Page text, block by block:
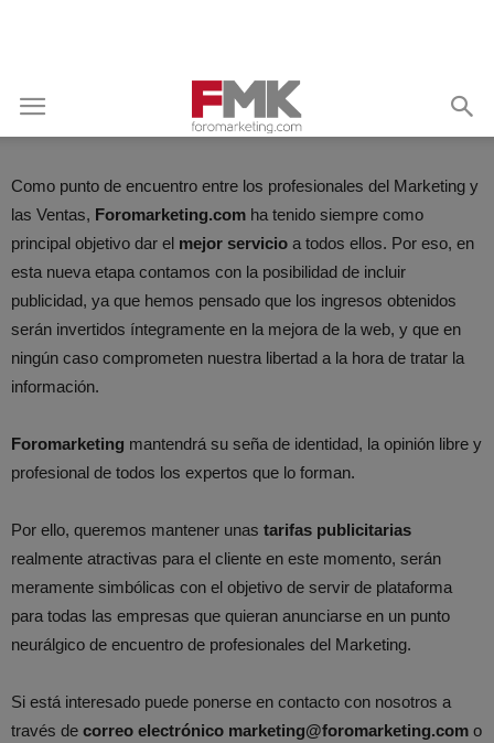
Como punto de encuentro entre los profesionales del Marketing y
las Ventas, Foromarketing.com ha tenido siempre como
principal objetivo dar el mejor servicio a todos ellos. Por eso, en
esta nueva etapa contamos con la posibilidad de incluir
publicidad, ya que hemos pensado que los ingresos obtenidos
serán invertidos íntegramente en la mejora de la web, y que en
ningún caso comprometen nuestra libertad a la hora de tratar la
información.
Foromarketing mantendrá su seña de identidad, la opinión libre y
profesional de todos los expertos que lo forman.
Por ello, queremos mantener unas tarifas publicitarias
realmente atractivas para el cliente en este momento, serán
meramente simbólicas con el objetivo de servir de plataforma
para todas las empresas que quieran anunciarse en un punto
neurálgico de encuentro de profesionales del Marketing.
Si está interesado puede ponerse en contacto con nosotros a
través de correo electrónico marketing@foromarketing.com o